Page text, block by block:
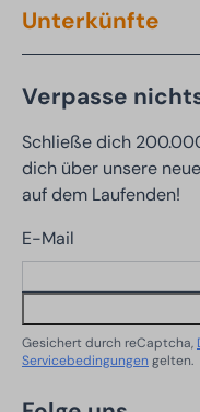
Unterkünfte
Verpasse
Schließe dich
dich über unsere
auf dem Laufenden!
E-Mail
Gesichert durch reCaptcha,
Servicebedingungen gelten.